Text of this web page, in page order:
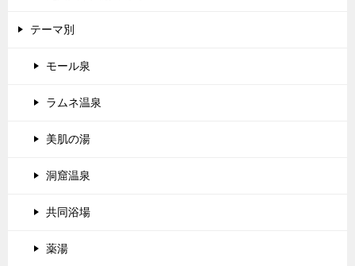
テーマ別
モール泉
ラムネ温泉
美肌の湯
洞窟温泉
共同浴場
薬湯